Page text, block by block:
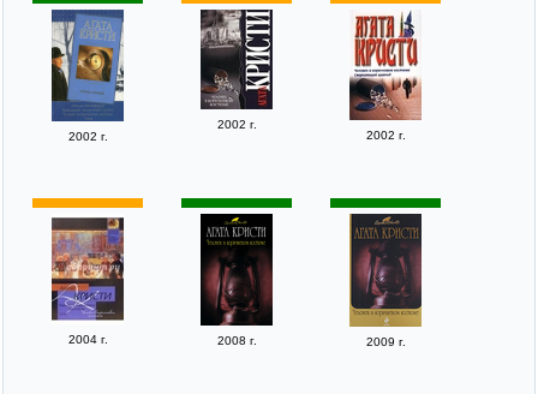
2002 г.
2002 г.
2002 г.
2004 г. 2008 г. 2009 г.